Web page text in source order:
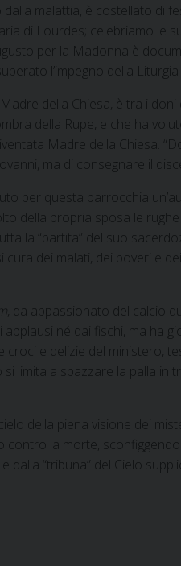
malattia, è costellato di
di Lourdes; celebriamo
per la Madonna è
l’impegno della Liturgia
della Chiesa, è tra i
della Rupe, e che ha
Madre della Chiesa.
ma di consegnare il
per questa parrocchia
della propria sposa le
la “partita” del suo
dei malati, dei poveri e
, da appassionato del calcio
né dai fischi, ma ha
croci e delizie del ministero,
limita a spazzare la palla in
della piena visione dei
la morte,
dalla “tribuna” del Cielo